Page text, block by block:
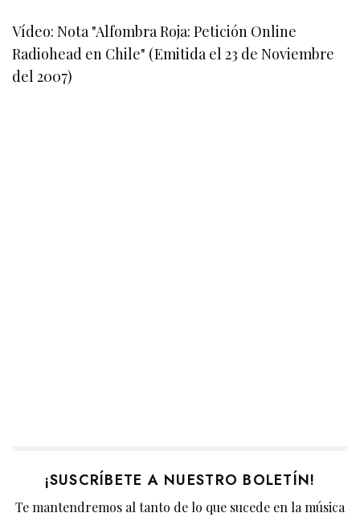
Vídeo: Nota "Alfombra Roja: Petición Online
Radiohead en Chile" (Emitida el 23 de Noviembre
del 2007)
¡SUSCRÍBETE A NUESTRO BOLETÍN!
Te mantendremos al tanto de lo que sucede en la música